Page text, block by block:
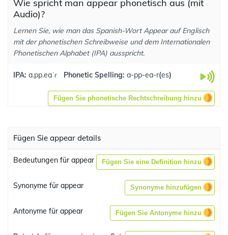
Wie spricht man appear phonetisch aus (mit
Audio)?
Lernen Sie, wie man das Spanish-Wort Appear auf Englisch
mit der phonetischen Schreibweise und dem Internationalen
Phonetischen Alphabet (IPA) ausspricht.
IPA: a.pp.eaˈɾ Phonetic Spelling: a-pp-ea-r(es)
Fügen Sie phonetische Rechtschreibung hinzu
Fügen Sie appear details
Bedeutungen für appear Fügen Sie eine Definition hinzu
Synonyme für appear Synonyme hinzufügen
Antonyme für appear Fügen Sie Antonyme hinzu